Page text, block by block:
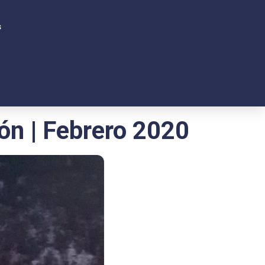
| Febrero 2020